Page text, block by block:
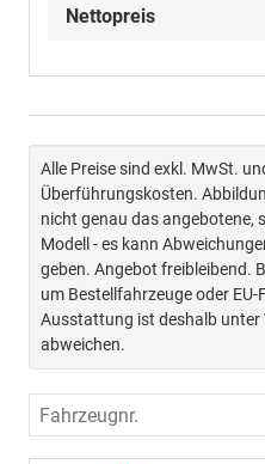
Nettopreis
Alle Preise sind exkl. MwSt.
Überführungskosten.
nicht genau das angebotene,
Modell - es kann
geben. Angebot freibleibend.
um Bestellfahrzeuge oder EU-
Ausstattung ist deshalb unter
abweichen.
Fahrzeugnr.